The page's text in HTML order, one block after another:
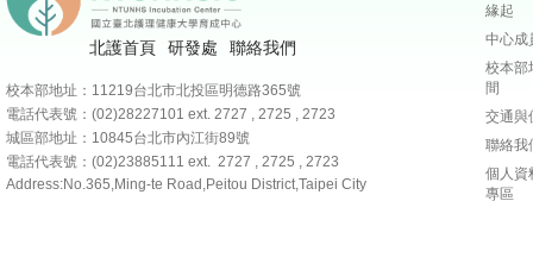
北護首頁 研發處 聯絡我們
校本部地址：11219台北市北投區明德路365號
電話代表號：(02)28227101 ext. 2727 , 2725 , 2723
城區部地址：10845台北市內江街89號
電話代表號：(02)23885111 ext. 2727 , 2725 , 2723
Address:No.365,Ming-te Road,Peitou District,Taipei City
緣起
中心成
校本部
間
交通與
聯絡我
個人資
專區